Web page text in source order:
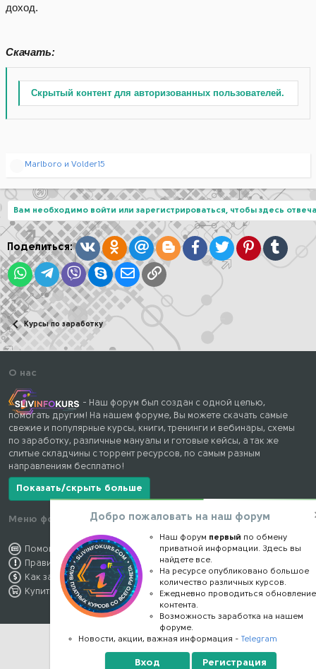
доход.
Скачать:
Скрытый контент для авторизованных пользователей.
Р
ц
и
и
:
Marlboro и Volder15
Вам необходимо войти или зарегистрироваться, чтобы здесь
Поделиться: ВконтактеОдноклассники
Mail.ruBloggerFacebook
TwitterPinterestTumblr
WhatsAppTelegram
ViberSkypeЭлектронная почта
Ссылка
Курсы по заработку
О нас
- Наш форум был создан с одной целью,
помогать другим! На нашем форуме, Вы можете скачать самые
свежие и популярные курсы, книги, тренинги и вебинары, схемы
по заработку, различные мануалы и готовые кейсы, а так же
слитые складчины с торрент ресурсов, по самым разным
направлениям бесплатно!
Показать/скрыть больше
Меню форума
Помощь по форуму
Правила форума
Как заработать
Купить премиум
Наши контакты
kursstore@mail.ru
Обратная связь
Конфиденциальность
Правообладателям
Добро пожаловать на наш форум
Наш форум первый по обмену
приватной информации. Здесь вы
найдете все.
На ресурсе опубликовано большое
количество различных курсов.
Ежедневно проводиться обновление
контента.
Возможность заработка на нашем
форуме.
Новости, акции, важная информация -Telegram
Вход Регистрация